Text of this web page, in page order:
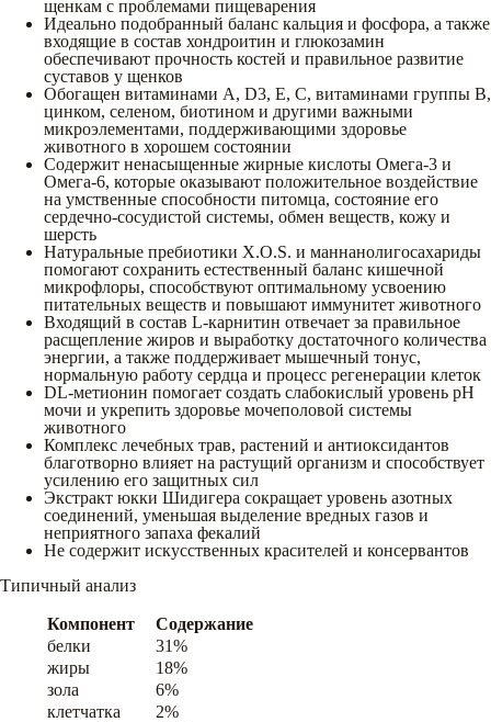
щенкам с проблемами пищеварения
Идеально подобранный баланс кальция и фосфора, а также
входящие в состав хондроитин и глюкозамин
обеспечивают прочность костей и правильное развитие
суставов у щенков
Обогащен витаминами A, D3, E, С, витаминами группы В,
цинком, селеном, биотином и другими важными
микроэлементами, поддерживающими здоровье
животного в хорошем состоянии
Содержит ненасыщенные жирные кислоты Омега-3 и
Омега-6, которые оказывают положительное воздействие
на умственные способности питомца, состояние его
сердечно-сосудистой системы, обмен веществ, кожу и
шерсть
Натуральные пребиотики X.O.S. и маннанолигосахариды
помогают сохранить естественный баланс кишечной
микрофлоры, способствуют оптимальному усвоению
питательных веществ и повышают иммунитет животного
Входящий в состав L-карнитин отвечает за правильное
расщепление жиров и выработку достаточного количества
энергии, а также поддерживает мышечный тонус,
нормальную работу сердца и процесс регенерации клеток
DL-метионин помогает создать слабокислый уровень рН
мочи и укрепить здоровье мочеполовой системы
животного
Комплекс лечебных трав, растений и антиоксидантов
благотворно влияет на растущий организм и способствует
усилению его защитных сил
Экстракт юкки Шидигера сокращает уровень азотных
соединений, уменьшая выделение вредных газов и
неприятного запаха фекалий
Не содержит искусственных красителей и консервантов
Типичный анализ
Компонент
Содержание
белки
31%
жиры
18%
зола
6%
клетчатка
2%